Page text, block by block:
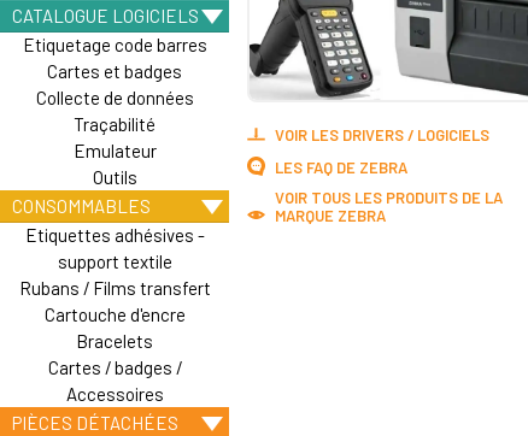
CATALOGUE LOGICIELS
Etiquetage code barres
Cartes et badges
Collecte de données
Traçabilité
Emulateur
Outils
CONSOMMABLES
Etiquettes adhésives -
support textile
Rubans / Films transfert
Cartouche d'encre
Bracelets
Cartes / badges /
Accessoires
PIÈCES DÉTACHÉES
VOIR LES DRIVERS / LOGICIELS
LES FAQ DE ZEBRA
VOIR TOUS LES PRODUITS DE LA
MARQUE ZEBRA